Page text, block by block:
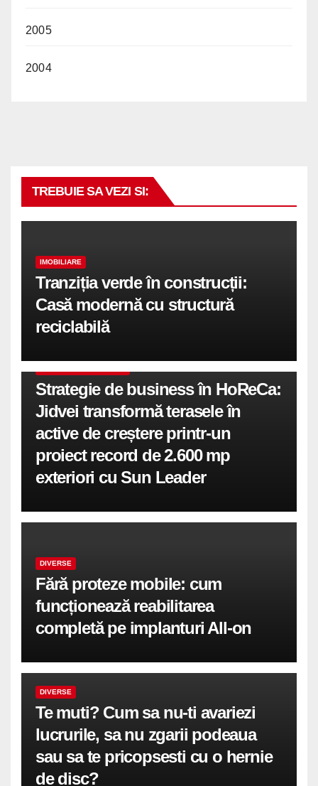
2005
2004
TREBUIE SA VEZI SI:
IMOBILIARE
Tranziția verde în construcții:
Casă modernă cu structură
reciclabilă
Strategie de business în HoReCa:
Jidvei transformă terasele în
active de creștere printr-un
proiect record de 2.600 mp
exteriori cu Sun Leader
DIVERSE
Fără proteze mobile: cum
funcționează reabilitarea
completă pe implanturi All-on
DIVERSE
Te muti? Cum sa nu-ti avariezi
lucrurile, sa nu zgarii podeaua
sau sa te pricopsesti cu o hernie
de disc?